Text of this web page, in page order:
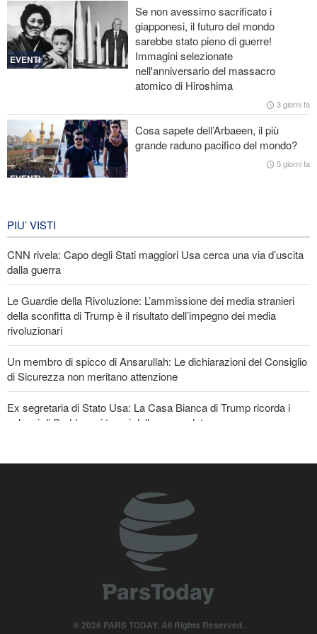
Ex segretaria di Stato Usa: La Casa Bianca di Trump ricorda i
palazzi di Saddam ai tempi della sua caduta
CNN rivela: Capo degli Stati maggiori Usa cerca una via d’uscita
Le Guardie della Rivoluzione: L’ammissione dei media stranieri
della sconfitta di Trump è il risultato dell’impegno dei media
rivoluzionari
EVENTI
Se non avessimo sacrificato i
giapponesi, il futuro del mondo
sarebbe stato pieno di guerre!
Immagini selezionate
nell'anniversario del massacro
atomico di Hiroshima
3 giorni fa
EVENTI
Cosa sapete dell’Arbaeen, il più
grande raduno pacifico del mondo?
5 giorni fa
EVENTI
PIU’ VISTI
CNN rivela: Capo degli Stati maggiori Usa cerca una via d’uscita
dalla guerra
Le Guardie della Rivoluzione: L’ammissione dei media stranieri
della sconfitta di Trump è il risultato dell’impegno dei media
rivoluzionari
Un membro di spicco di Ansarullah: Le dichiarazioni del Consiglio
di Sicurezza non meritano attenzione
Ex segretaria di Stato Usa: La Casa Bianca di Trump ricorda i
palazzi di Saddam ai tempi della sua caduta
abbracciare la vera fratellanza
Violente esplosioni nel sud del Libano e vasti incendi
Portavoce dell’Esercito iraniano: L’ordine iraniano nello Stretto di
© 2026 PARS TODAY. All Rights Reserved.